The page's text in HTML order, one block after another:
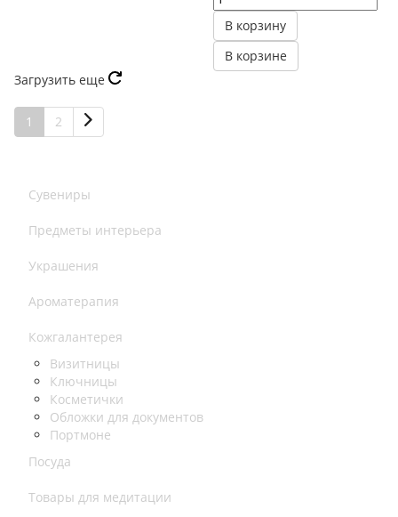
В корзину
В корзине
Загрузить еще
1 2
Сувениры
Предметы интерьера
Украшения
Ароматерапия
Кожгалантерея
Визитницы
Ключницы
Косметички
Обложки для документов
Портмоне
Посуда
Товары для медитации